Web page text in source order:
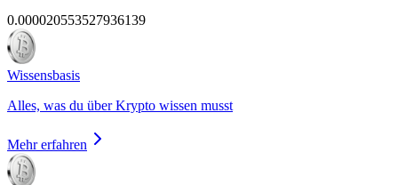
0.000020553527936139
Wissensbasis
Alles, was du über Krypto wissen musst
Mehr erfahren